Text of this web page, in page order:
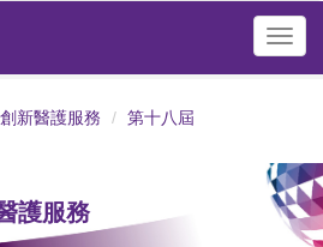
創新醫護服務 第十八屆
護服務